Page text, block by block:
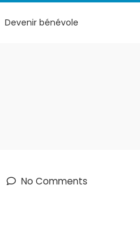
Devenir bénévole
No Comments